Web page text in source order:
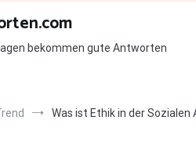
bekommen gute Antworten
Was ist Ethik in der Sozialen